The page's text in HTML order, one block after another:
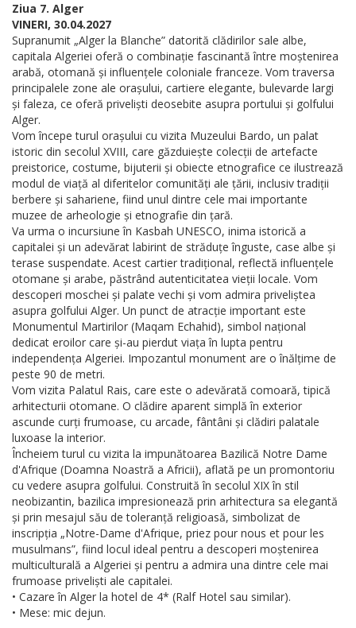
Ziua 7. Alger
VINERI, 30.04.2027
Supranumit „Alger la Blanche” datorită clădirilor sale albe,
capitala Algeriei oferă o combinație fascinantă între moștenirea
arabă, otomană și influențele coloniale franceze. Vom traversa
principalele zone ale orașului, cartiere elegante, bulevarde largi
și faleza, ce oferă priveliști deosebite asupra portului și golfului
Alger.
Vom începe turul orașului cu vizita Muzeului Bardo, un palat
istoric din secolul XVIII, care găzduiește colecții de artefacte
preistorice, costume, bijuterii și obiecte etnografice ce ilustrează
modul de viață al diferitelor comunități ale țării, inclusiv tradiții
berbere și sahariene, fiind unul dintre cele mai importante
muzee de arheologie și etnografie din țară.
Va urma o incursiune în Kasbah UNESCO, inima istorică a
capitalei și un adevărat labirint de străduțe înguste, case albe și
terase suspendate. Acest cartier tradițional, reflectă influențele
otomane și arabe, păstrând autenticitatea vieții locale. Vom
descoperi moschei și palate vechi și vom admira priveliștea
asupra golfului Alger. Un punct de atracție important este
Monumentul Martirilor (Maqam Echahid), simbol național
dedicat eroilor care și-au pierdut viața în lupta pentru
independența Algeriei. Impozantul monument are o înălțime de
peste 90 de metri.
Vom vizita Palatul Rais, care este o adevărată comoară, tipică
arhitecturii otomane. O clădire aparent simplă în exterior
ascunde curți frumoase, cu arcade, fântâni și clădiri palatale
luxoase la interior.
Încheiem turul cu vizita la impunătoarea Bazilică Notre Dame
d'Afrique (Doamna Noastră a Africii), aflată pe un promontoriu
cu vedere asupra golfului. Construită în secolul XIX în stil
neobizantin, bazilica impresionează prin arhitectura sa elegantă
și prin mesajul său de toleranță religioasă, simbolizat de
inscripția „Notre-Dame d'Afrique, priez pour nous et pour les
musulmans”, fiind locul ideal pentru a descoperi moștenirea
multiculturală a Algeriei și pentru a admira una dintre cele mai
frumoase priveliști ale capitalei.
• Cazare în Alger la hotel de 4* (Ralf Hotel sau similar).
• Mese: mic dejun.